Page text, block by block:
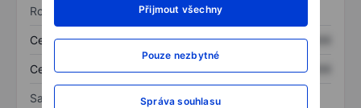
Přijmout všechny
Pouze nezbytné
Správa souhlasu
Rozvaha
Celková aktiva XXXXXXX XXXXXXX
Celkový dluh XXXXXXX XXXXXXX
Sazby